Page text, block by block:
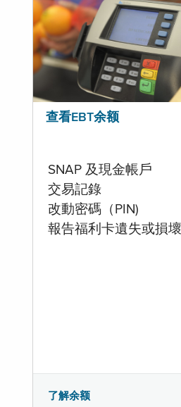
查看EBT余额
SNAP 及現金帳戶
交易記錄
改動密碼（PIN)
報告福利卡遺失或損壞
了解余额